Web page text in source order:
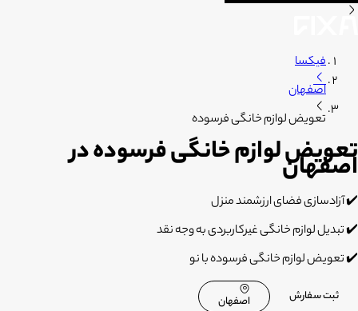
فیکسا
اصفهان
تعویض لوازم خانگی فرسوده
تعویض لوازم خانگی فرسوده در
اصفهان
✔️ آزادسازی فضای ارزشمند منزل
✔️ تبدیل لوازم خانگی غیرکاربردی به وجه نقد
✔️ تعویض لوازم خانگی فرسوده با نو
ثبت سفارش اصفهان